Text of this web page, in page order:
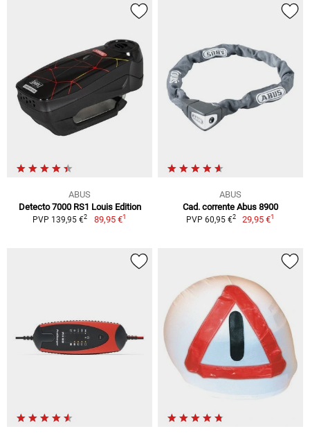
ABUS
Detecto 7000 RS1 Louis Edition
PVP 139,95 €2 89,95 €1
ABUS
Cad. corrente Abus 8900
PVP 60,95 €2 29,95 €1